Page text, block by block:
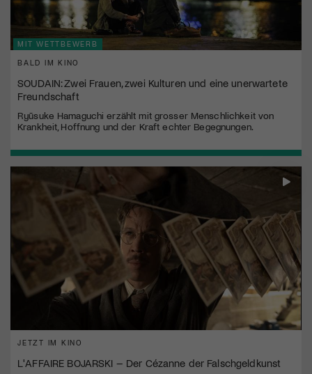
MIT WETTBEWERB
BALD IM KINO
SOUDAIN: Zwei Frauen, zwei Kulturen und eine unerwartete
Freundschaft
Ryūsuke Hamaguchi erzählt mit grosser Menschlichkeit von
Krankheit, Hoffnung und der Kraft echter Begegnungen.
JETZT IM KINO
L'AFFAIRE BOJARSKI – Der Cézanne der Falschgeldkunst